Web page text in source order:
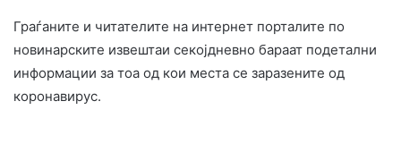
Граѓаните и читателите на интернет порталите по
новинарските извештаи секојдневно бараат подетални
информации за тоа од кои места се заразените од
коронавирус.